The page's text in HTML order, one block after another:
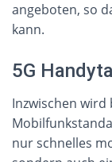
angeboten, so
kann.
5G
Inzwischen
nur schnelles